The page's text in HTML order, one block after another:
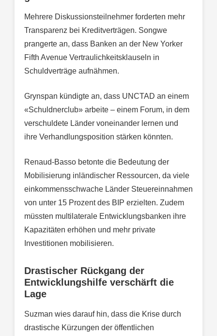
Mehrere Diskussionsteilnehmer forderten mehr
Transparenz bei Kreditverträgen. Songwe
prangerte an, dass Banken an der New Yorker
Fifth Avenue Vertraulichkeitsklauseln in
Schuldverträge aufnähmen.
Grynspan kündigte an, dass UNCTAD an einem
«Schuldnerclub» arbeite – einem Forum, in dem
verschuldete Länder voneinander lernen und
ihre Verhandlungsposition stärken könnten.
Renaud-Basso betonte die Bedeutung der
Mobilisierung inländischer Ressourcen, da viele
einkommensschwache Länder Steuereinnahmen
von unter 15 Prozent des BIP erzielten. Zudem
müssten multilaterale Entwicklungsbanken ihre
Kapazitäten erhöhen und mehr private
Investitionen mobilisieren.
Drastischer Rückgang der
Entwicklungshilfe verschärft die
Lage
Suzman wies darauf hin, dass die Krise durch
drastische Kürzungen der öffentlichen